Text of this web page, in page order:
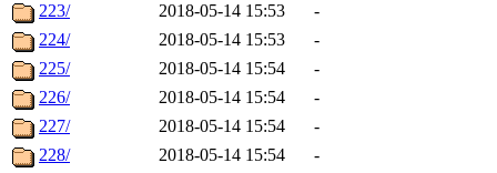
223/
2018-05-14 15:53
-
224/
2018-05-14 15:53
-
225/
2018-05-14 15:54
-
226/
2018-05-14 15:54
-
227/
2018-05-14 15:54
-
228/
2018-05-14 15:54
-